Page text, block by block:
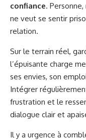
confiance.
ne veut se sentir
relation.
Sur le terrain réel,
l’épuisante charge
ses envies, son
Intégrer
frustration et le
dialogue clair et
Il y a urgence à